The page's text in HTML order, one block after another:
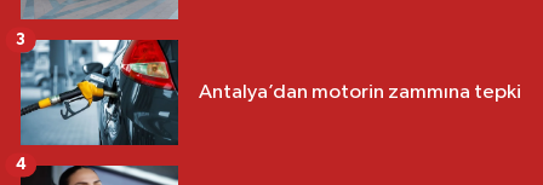
Antalya’dan motorin zammına tepki
3
4